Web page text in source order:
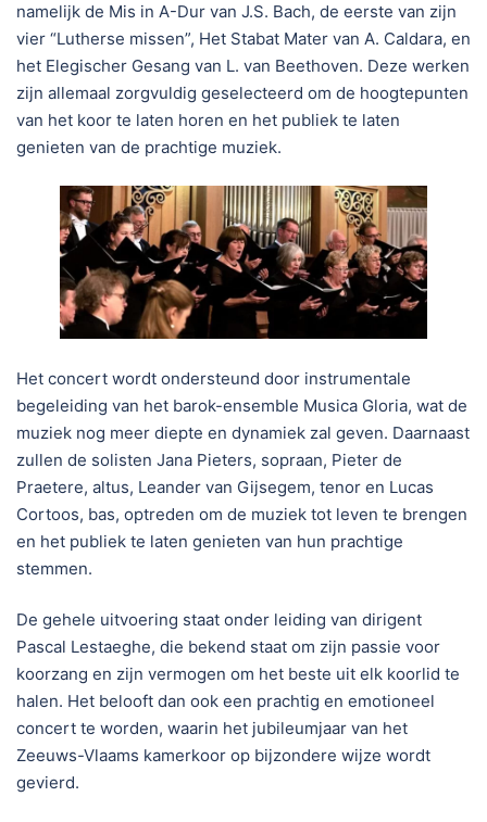
namelijk de Mis in A-Dur van J.S. Bach, de eerste van zijn
vier “Lutherse missen”, Het Stabat Mater van A. Caldara, en
het Elegischer Gesang van L. van Beethoven. Deze werken
zijn allemaal zorgvuldig geselecteerd om de hoogtepunten
van het koor te laten horen en het publiek te laten
genieten van de prachtige muziek.
Het concert wordt ondersteund door instrumentale
begeleiding van het barok-ensemble Musica Gloria, wat de
muziek nog meer diepte en dynamiek zal geven. Daarnaast
zullen de solisten Jana Pieters, sopraan, Pieter de
Praetere, altus, Leander van Gijsegem, tenor en Lucas
Cortoos, bas, optreden om de muziek tot leven te brengen
en het publiek te laten genieten van hun prachtige
stemmen.
De gehele uitvoering staat onder leiding van dirigent
Pascal Lestaeghe, die bekend staat om zijn passie voor
koorzang en zijn vermogen om het beste uit elk koorlid te
halen. Het belooft dan ook een prachtig en emotioneel
concert te worden, waarin het jubileumjaar van het
Zeeuws-Vlaams kamerkoor op bijzondere wijze wordt
gevierd.